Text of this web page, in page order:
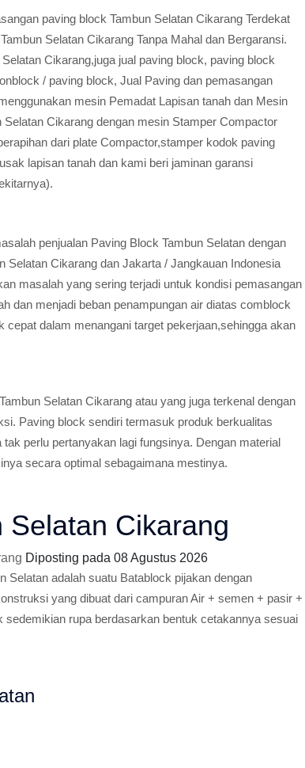
paving block Tambun Selatan Cikarang Terdekat
Selatan Cikarang Tanpa Mahal dan Bergaransi.
Cikarang,juga jual paving block, paving block
/ paving block, Jual Paving dan pemasangan
mesin Pemadat Lapisan tanah dan Mesin
Cikarang dengan mesin Stamper Compactor
dari plate Compactor,stamper kodok paving
lapisan tanah dan kami beri jaminan garansi
penjualan Paving Block Tambun Selatan dengan
Selatan Cikarang dan Jakarta / Jangkauan Indonesia
masalah yang sering terjadi untuk kondisi pemasangan
dan menjadi beban penampungan air diatas comblock
cepat dalam menangani target pekerjaan,sehingga akan
Selatan Cikarang atau yang juga terkenal dengan
Paving block sendiri termasuk produk berkualitas
perlu pertanyakan lagi fungsinya. Dengan material
secara optimal sebagaimana mestinya.
Selatan Cikarang
Diposting pada 08 Agustus 2026
Selatan adalah suatu Batablock pijakan dengan
yang dibuat dari campuran Air + semen + pasir +
rupa berdasarkan bentuk cetakannya sesuai